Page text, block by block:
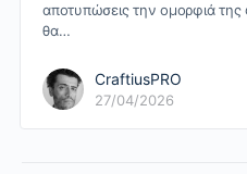
αποτυπώσεις την ομορφιά
θα…
CraftiusPRO
27/04/2026